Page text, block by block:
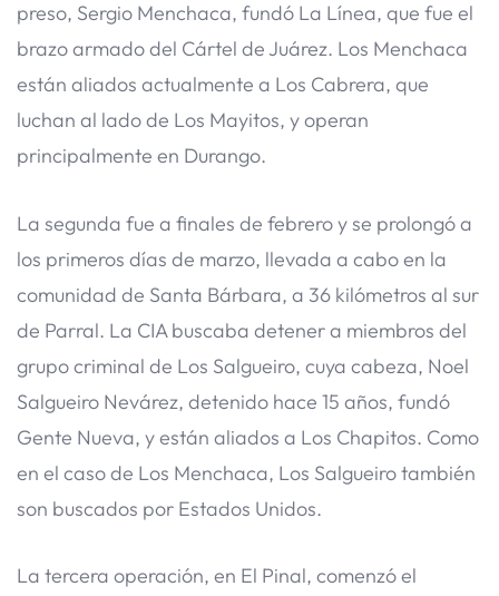
preso, Sergio Menchaca, fundó La Línea, que fue el
brazo armado del Cártel de Juárez. Los Menchaca
están aliados actualmente a Los Cabrera, que
luchan al lado de Los Mayitos, y operan
principalmente en Durango.
La segunda fue a finales de febrero y se prolongó a
los primeros días de marzo, llevada a cabo en la
comunidad de Santa Bárbara, a 36 kilómetros al sur
de Parral. La CIA buscaba detener a miembros del
grupo criminal de Los Salgueiro, cuya cabeza, Noel
Salgueiro Nevárez, detenido hace 15 años, fundó
Gente Nueva, y están aliados a Los Chapitos. Como
en el caso de Los Menchaca, Los Salgueiro también
son buscados por Estados Unidos.
La tercera operación, en El Pinal, comenzó el